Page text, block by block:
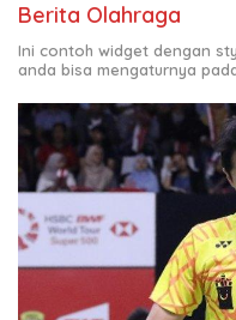
Berita Olahraga
Ini contoh widget dengan
anda bisa mengaturnya